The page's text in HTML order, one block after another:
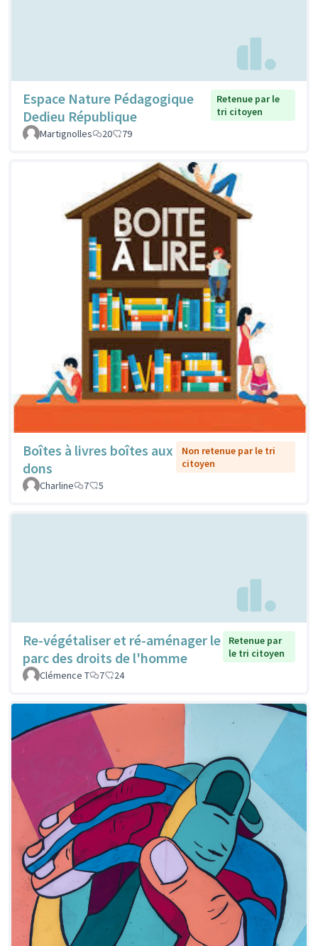
Espace Nature Pédagogique
Dedieu République
Retenue par le
tri citoyen
Martignolles
20 79
Boîtes à livres boîtes aux
dons
Non retenue par le tri
citoyen
Charline
7 5
Re-végétaliser et ré-aménager le
parc des droits de l'homme
Retenue par
le tri citoyen
Clémence T
7 24